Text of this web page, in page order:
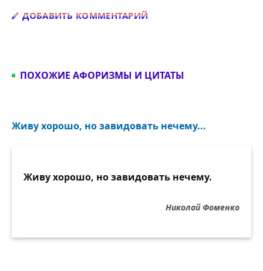
ДОБАВИТЬ КОММЕНТАРИЙ
ПОХОЖИЕ АФОРИЗМЫ И ЦИТАТЫ
Живу хорошо, но завидовать нечему...
Живу хорошо, но завидовать нечему.
Николай Фоменко